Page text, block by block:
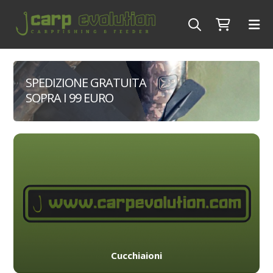
SPEDIZIONE GRATUITA
SOPRA I 99 EURO
Cucchiaioni